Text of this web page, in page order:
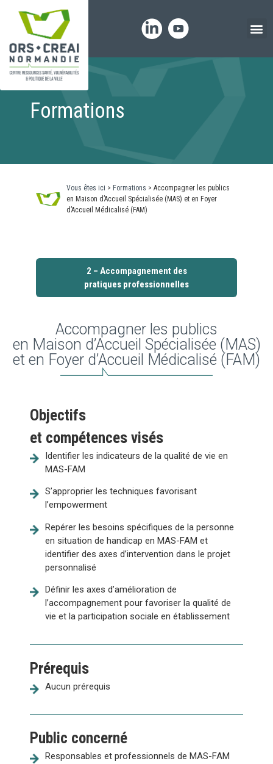
Formations
Vous êtes ici > Formations > Accompagner les publics
en Maison d’Accueil Spécialisée (MAS) et en Foyer
d’Accueil Médicalisé (FAM)
2 – Accompagnement des
pratiques professionnelles
Accompagner les publics
en Maison d’Accueil Spécialisée (MAS)
et en Foyer d’Accueil Médicalisé (FAM)
Objectifs
et compétences visés
Identifier les indicateurs de la qualité de vie en
MAS-FAM
S’approprier les techniques favorisant
l’empowerment
Repérer les besoins spécifiques de la personne
en situation de handicap en MAS-FAM et
identifier des axes d’intervention dans le projet
personnalisé
Définir les axes d’amélioration de
l’accompagnement pour favoriser la qualité de
vie et la participation sociale en établissement
Prérequis
Aucun prérequis
Public concerné
Responsables et professionnels de MAS-FAM
Panneau de gestion des cookies